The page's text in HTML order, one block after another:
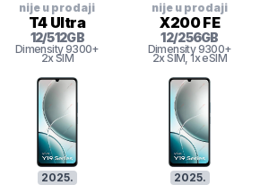
nije u prodaji
T4 Ultra
12/512GB
Dimensity 9300+
2x SIM
nije u prodaji
X200 FE
12/256GB
Dimensity 9300+
2x SIM, 1x eSIM
2025.
2025.